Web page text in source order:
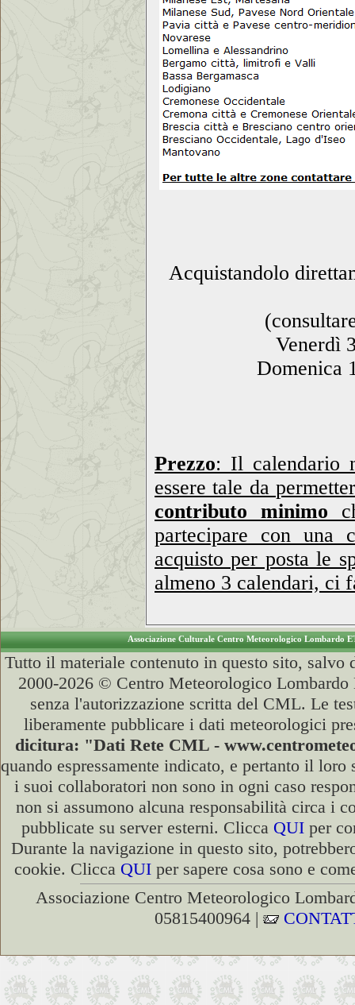
Acquistandolo
Venerdì
Domenica
Prezzo: Il calendario
essere tale da
contributo minimo
partecipare con
acquisto per posta le
almeno 3 calendari, ci
Associazione Culturale Centro Meteorologico Lombardo
Tutto il materiale contenuto in questo sito, salvo
2000-2026 © Centro Meteorologico
senza l'autorizzazione scritta del CML. Le
liberamente pubblicare i dati meteorologici
dicitura: "Dati Rete CML -
quando espressamente indicato, e pertanto il
i suoi collaboratori non sono in ogni caso
non si assumono alcuna responsabilità circa i
pubblicate su server esterni. Clicca QUIper
Durante la navigazione in questo sito,
cookie. Clicca QUI per sapere cosa sono e
Associazione Centro Meteorologico
05815400964 |